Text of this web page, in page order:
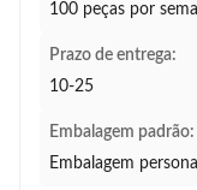
100 peças por
Prazo de entrega:
10-25
Embalagem padrão:
Embalagem